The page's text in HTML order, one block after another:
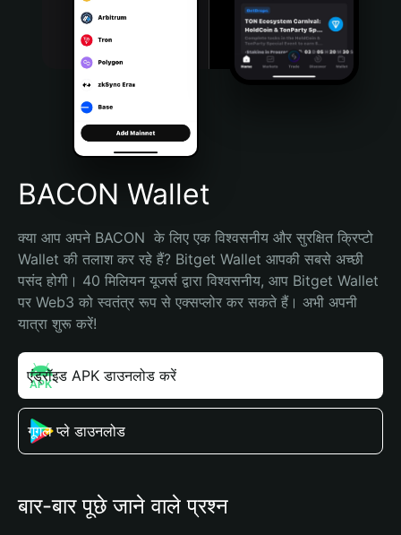
Bahasa Indonesia
Português (Brasil)
Español (Argentina)
BACON Wallet
क्या आप अपने BACON  के लिए एक विश्वसनीय और सुरक्षित क्रिप्टो
Wallet की तलाश कर रहे हैं? Bitget Wallet आपकी सबसे अच्छी
पसंद होगी। 40 मिलियन यूजर्स द्वारा विश्वसनीय, आप Bitget Wallet
पर Web3 को स्वतंत्र रूप से एक्सप्लोर कर सकते हैं। अभी अपनी
यात्रा शुरू करें!
एंड्रॉइड APK डाउनलोड करें
गूगल प्ले डाउनलोड
बार-बार पूछे जाने वाले प्रश्न